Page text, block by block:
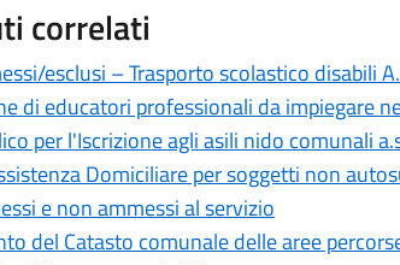
correlati
esclusi – Trasporto scolastico disabili
di educatori professionali da impiegare
per l'Iscrizione agli asili nido comunali
Domiciliare per soggetti non
e non ammessi al servizio
del Catasto comunale delle aree